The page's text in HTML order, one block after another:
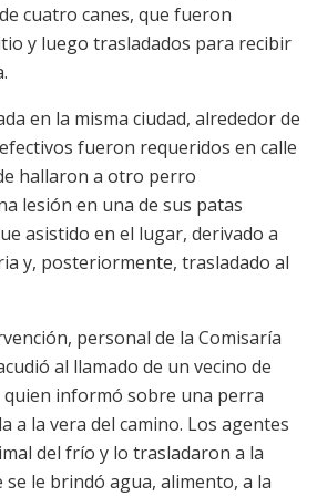
cuatro canes, que fueron
y luego trasladados para recibir
en la misma ciudad, alrededor de
fueron requeridos en calle
hallaron a otro perro
lesión en una de sus patas
asistido en el lugar, derivado a
y, posteriormente, trasladado al
personal de la Comisaría
al llamado de un vecino de
quien informó sobre una perra
a la vera del camino. Los agentes
del frío y lo trasladaron a la
se le brindó agua, alimento, a la